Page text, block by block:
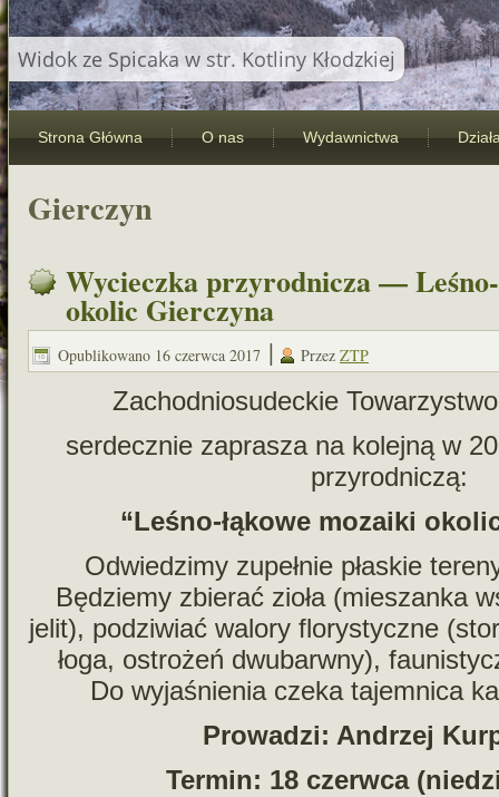
Widok ze Spicaka w str. Kotliny Kłodzkiej
Strona Główna O nas Wydawnictwa
Gierczyn
Wycieczka przyrodnicza —
okolic Gierczyna
Opublikowano 16 czerwca 2017 | Przez ZTP
Zachodniosudeckie
ser­decz­nie zapra­sza na kolejną w
przyrodniczą:
“Leśno-łąkowe mozaiki
Odwiedzimy zupeł­nie pła­skie
Będziemy zbie­rać zioła (mie­szanka
jelit), podzi­wiać walory flo­ry­styczne
łoga, ostro­żeń dwu­barwny),
Do wyja­śnie­nia czeka tajem­nica
Prowadzi: Andrzej
Termin: 18 czerwca